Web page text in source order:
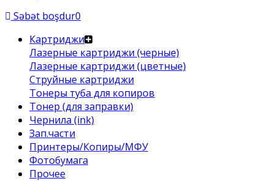
Səbət boşdur0
Картриджи
Лазерные картриджи (черные)
Лазерные картриджи (цветные)
Струйные картриджи
Тонеры туба для копиров
Тонер (для заправки)
Чернила (ink)
Зап.части
Принтеры/Копиры/МФУ
Фотобумага
Прочее